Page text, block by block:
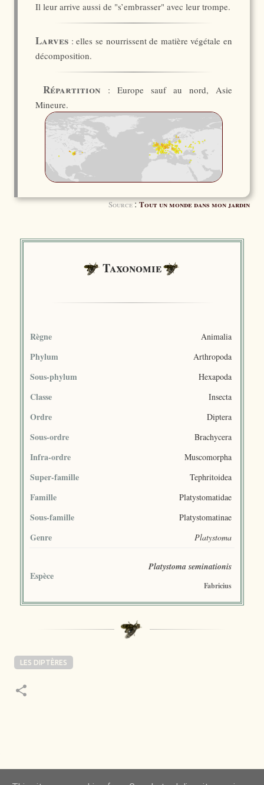
Il leur arrive aussi de "s’embrasser" avec leur trompe.
Larves : elles se nourrissent de matière végétale en
décomposition.
Répartition : Europe sauf au nord, Asie
Mineure.
Source:Tout un monde dans mon jardin
Taxonomie
Règne Animalia
Phylum Arthropoda
Sous-phylum Hexapoda
Classe Insecta
Ordre Diptera
Sous-ordre Brachycera
Infra-ordre Muscomorpha
Super-famille Tephritoidea
Famille Platystomatidae
Sous-famille Platystomatinae
Genre Platystoma
Espèce
Platystoma seminationis
Fabricius
LES DIPTÈRES